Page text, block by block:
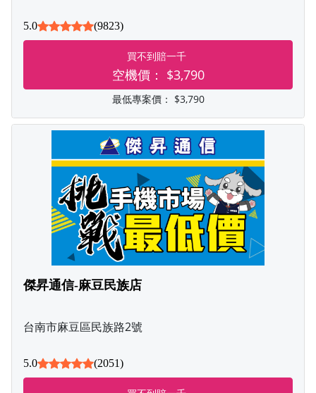
5.0 (9823)
買不到賠一千
空機價： $3,790
最低專案價： $3,790
傑昇通信-麻豆民族店
台南市麻豆區民族路2號
5.0 (2051)